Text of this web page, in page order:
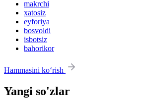
makrchi
xatosiz
eyforiya
bosvoldi
isbotsiz
bahorikor
Hammasini ko‘rish
Yangi so'zlar